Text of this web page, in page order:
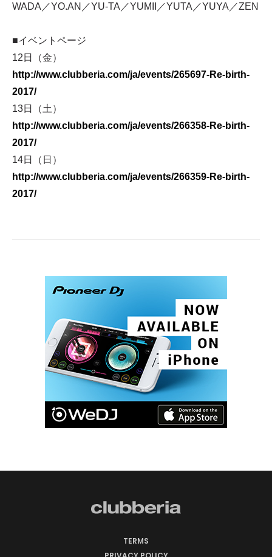
WADA／YO.AN／YU-TA／YUMII／YUTA／YUYA／ZEN
■イベントページ
12日（金）
http://www.clubberia.com/ja/events/265697-Re-birth-
2017/
13日（土）
http://www.clubberia.com/ja/events/266358-Re-birth-
2017/
14日（日）
http://www.clubberia.com/ja/events/266359-Re-birth-
2017/
TERMS